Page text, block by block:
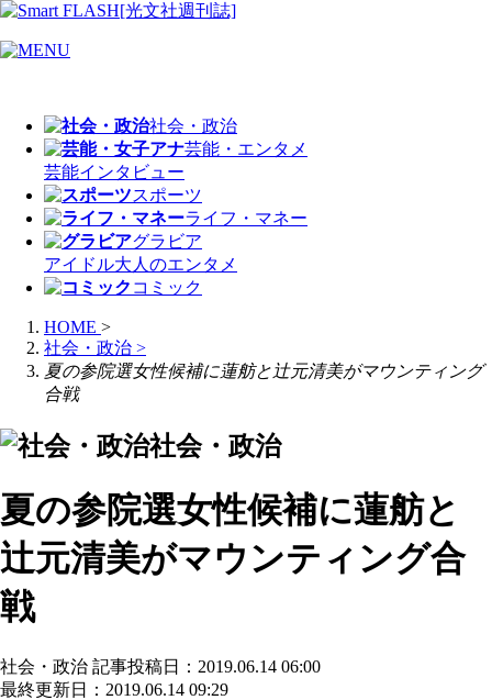
社会・政治
芸能・エンタメ
芸能インタビュー
スポーツ
ライフ・マネー
グラビア
アイドル大人のエンタメ
コミック
HOME >
社会・政治 >
夏の参院選女性候補に蓮舫と辻元清美がマウンティング
合戦
社会・政治
夏の参院選女性候補に蓮舫と
辻元清美がマウンティング合
戦
社会・政治 記事投稿日：2019.06.14 06:00
最終更新日：2019.06.14 09:29